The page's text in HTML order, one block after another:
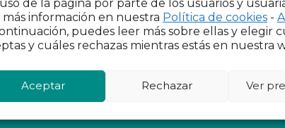
de la página por parte de los usuarios y
más información en nuestra Política de cookies -
puedes leer más sobre ellas y elegir
y cuáles rechazas mientras estás en nuestra
Aceptar Rechazar Ver